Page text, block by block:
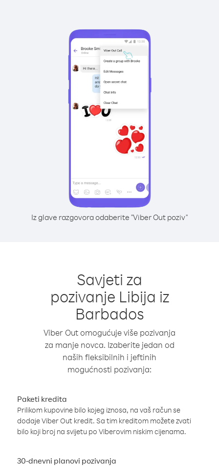
Iz glave razgovora odaberite "Viber Out poziv"
Savjeti za
pozivanje Libija iz
Barbados
Viber Out omogućuje više pozivanja
za manje novca. Izaberite jedan od
naših fleksibilnih i jeftinih
mogućnosti pozivanja:
Paketi kredita
Prilikom kupovine bilo kojeg iznosa, na vaš račun se
dodaje Viber Out kredit. Sa tim kreditom možete zvati
bilo koji broj na svijetu po Viberovim niskim cijenama.
30-dnevni planovi pozivanja